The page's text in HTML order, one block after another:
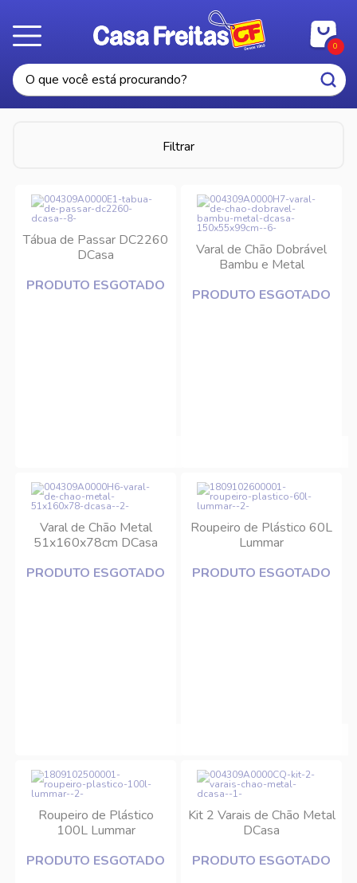
0
Filtrar
Tábua de Passar DC2260
DCasa
PRODUTO ESGOTADO
Varal de Chão Dobrável
Bambu e Metal
PRODUTO ESGOTADO
Varal de Chão Metal
51x160x78cm DCasa
PRODUTO ESGOTADO
Roupeiro de Plástico 60L
Lummar
PRODUTO ESGOTADO
Roupeiro de Plástico
100L Lummar
PRODUTO ESGOTADO
Kit 2 Varais de Chão Metal
DCasa
PRODUTO ESGOTADO